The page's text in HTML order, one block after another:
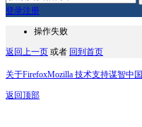
登录注册
操作失败
返回上一页 或者 回到首页
关于FirefoxMozilla 技术支持谋智中国
返回顶部